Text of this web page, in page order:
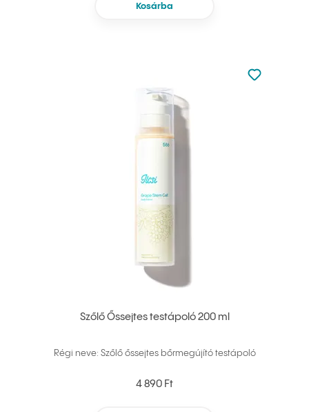
Kosárba
Szőlő Őssejtes testápoló 200 ml
Régi neve: Szőlő őssejtes bőrmegújító testápoló
4 890 Ft
Nincsen
Hozzáadás